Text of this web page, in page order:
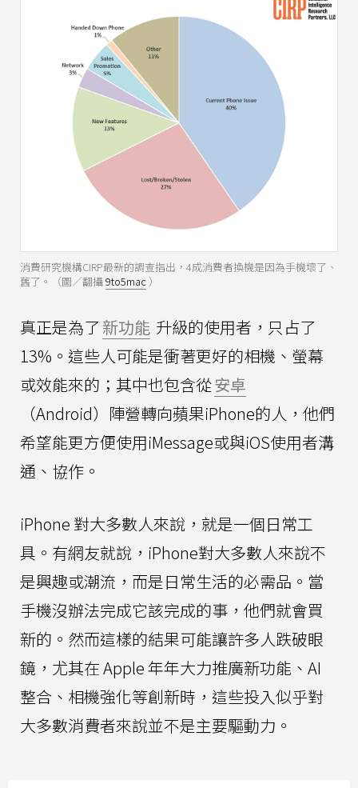
消費研究機構CIRP最新的調查指出，4成消費者換機是因為手機壞了、
舊了。（圖／翻攝9to5mac ）
真正是為了新功能 升級的使用者，只占了
13%。這些人可能是衝著更好的相機、螢幕
或效能來的；其中也包含從安卓
（Android）陣營轉向蘋果iPhone的人，他們
希望能更方便使用iMessage或與iOS使用者溝
通、協作。
iPhone 對大多數人來說，就是一個日常工
具。有網友就說，iPhone對大多數人來說不
是興趣或潮流，而是日常生活的必需品。當
手機沒辦法完成它該完成的事，他們就會買
新的。然而這樣的結果可能讓許多人跌破眼
鏡，尤其在 Apple 年年大力推廣新功能、AI
整合、相機強化等創新時，這些投入似乎對
大多數消費者來說並不是主要驅動力。